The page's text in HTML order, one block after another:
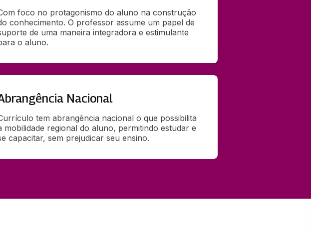
foco no protagonismo do aluno na construção
conhecimento. O professor assume um papel de
de uma maneira integradora e estimulante
o aluno.
Nacional
tem abrangência nacional o que possibilita
mobilidade regional do aluno, permitindo estudar e
capacitar, sem prejudicar seu ensino.